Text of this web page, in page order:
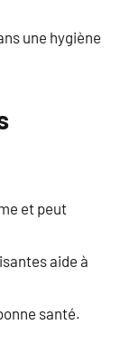
une hygiène
et peut
aide à
santé.